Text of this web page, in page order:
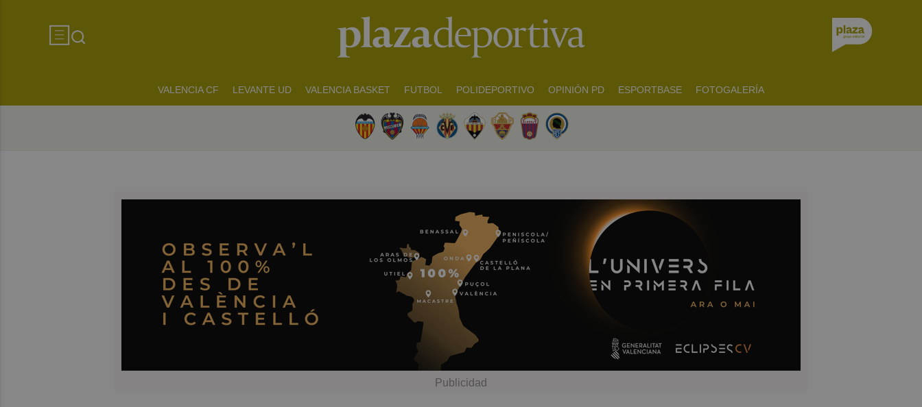
VALENCIA CF LEVANTE UD VALENCIA BASKET FUTBOL POLIDEPORTIVO OPINIÓN PD ESPORTBASE FOTOGALERÍA